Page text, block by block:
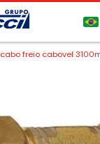
cabo freio cabovel